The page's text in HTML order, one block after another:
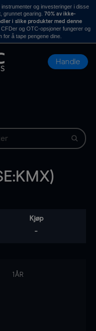
og investeringer i disse
gearing. 70% av ikke-
i slike produkter med denne
og OTC-opsjoner fungerer og
å tape pengene dine.
Handle
Kjøp
-
1ÅR